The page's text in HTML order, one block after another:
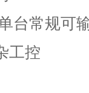
台常规可
工控